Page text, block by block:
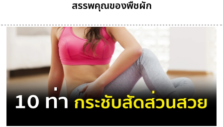
สรรพคุณของพืชผัก